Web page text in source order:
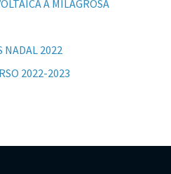
A MILAGROSA
NADAL 2022
2022-2023